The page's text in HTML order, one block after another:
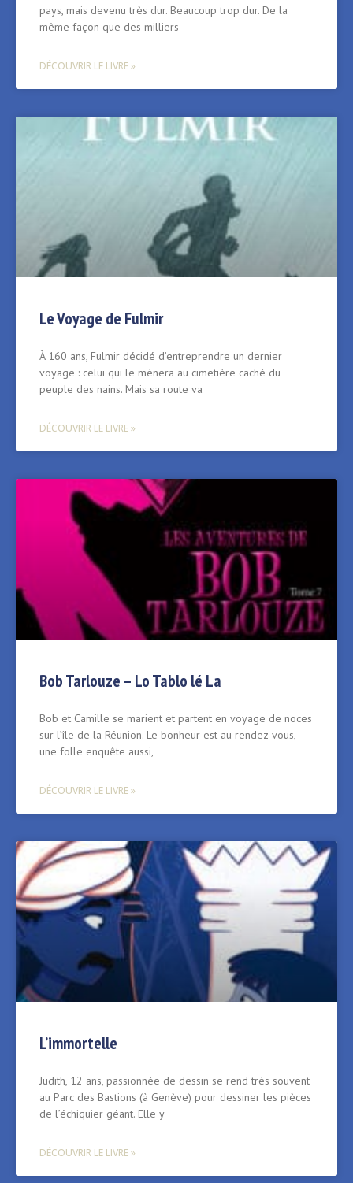
pays, mais devenu très dur. Beaucoup trop dur. De la
même façon que des milliers
DÉCOUVRIR LE LIVRE »
Le Voyage de Fulmir
À 160 ans, Fulmir décidé d’entreprendre un dernier
voyage : celui qui le mènera au cimetière caché du
peuple des nains. Mais sa route va
DÉCOUVRIR LE LIVRE »
Bob Tarlouze – Lo Tablo lé La
Bob et Camille se marient et partent en voyage de noces
sur l’île de la Réunion. Le bonheur est au rendez-vous,
une folle enquête aussi,
DÉCOUVRIR LE LIVRE »
L’immortelle
Judith, 12 ans, passionnée de dessin se rend très souvent
au Parc des Bastions (à Genève) pour dessiner les pièces
de l’échiquier géant. Elle y
DÉCOUVRIR LE LIVRE »